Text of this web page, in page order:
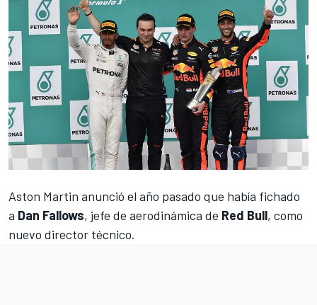
Aston Martin anunció el año pasado que había fichado
a Dan Fallows, jefe de aerodinámica de Red Bull, como
nuevo director técnico.